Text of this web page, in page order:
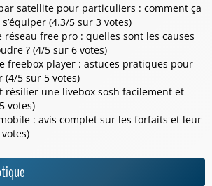
satellite pour particuliers : comment ça
(4.3/5 sur 3 votes)
réseau free pro : quelles sont les causes
? (4/5 sur 6 votes)
freebox player : astuces pratiques pour
(4/5 sur 5 votes)
résilier une livebox sosh facilement et
votes)
: avis complet sur les forfaits et leur